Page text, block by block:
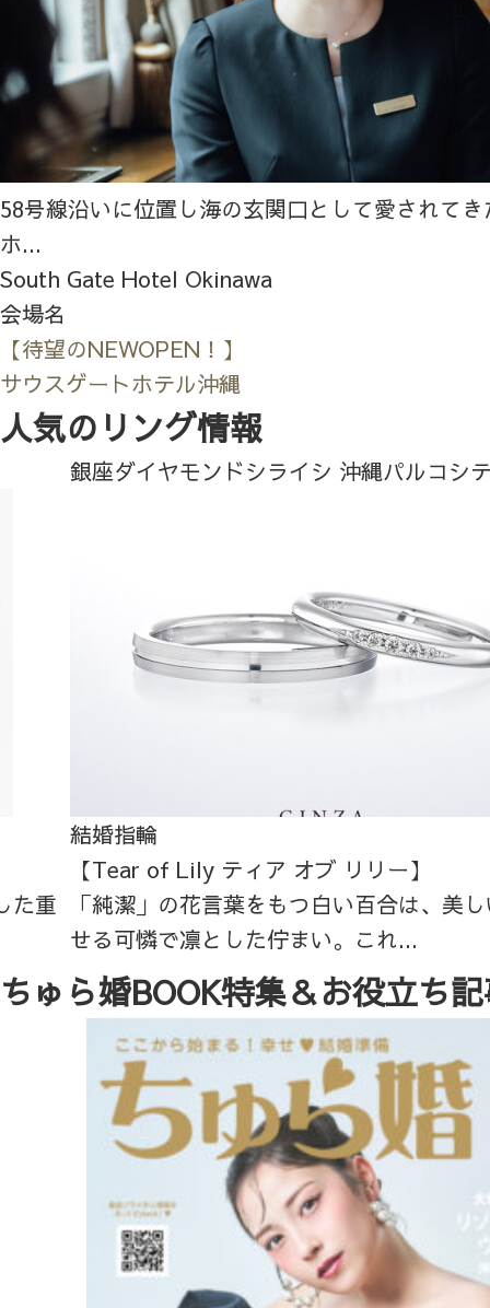
58号線沿いに位置し海の玄関口として愛されて
ホ...
South Gate Hotel Okinawa
会場名
【待望のNEWOPEN！】
サウスゲートホテル沖縄
人気のリング情報
た重
銀座ダイヤモンドシライシ 沖縄パルコシ
結婚指輪
【Tear of Lily ティア オブ リリー】
「純潔」の花言葉をもつ白い百合は、美
せる可憐で凛とした佇まい。これ...
ちゅら婚BOOK特集＆お役立ち